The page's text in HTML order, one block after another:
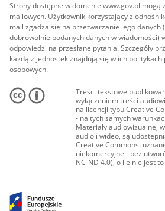
Strony dostępne w domenie www.gov.pl mogą
mailowych. Użytkownik korzystający z
mail zgadza się na przetwarzanie jego danych
dobrowolnie podanych danych w wiadomości)
odpowiedzi na przesłane pytania. Szczegóły
każdą z jednostek znajdują się w ich
osobowych.
Treści tekstowe
wyłączeniem treści
na licencji typu Creative
- na tych samych
Materiały audiowizualne,
audio i wideo, są
Creative Commons:
niekomercyjne - bez
NC-ND 4.0), o ile nie jest